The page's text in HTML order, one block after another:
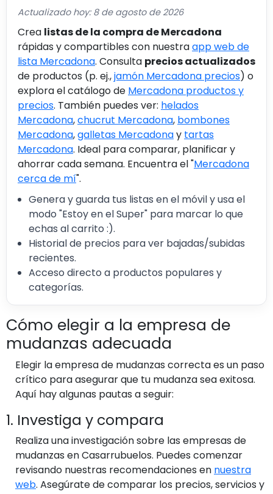
Actualizado hoy: 8 de agosto de 2026
Crea listas de la compra de Mercadona
rápidas y compartibles con nuestraapp web de
lista Mercadona. Consulta precios actualizados
de productos (p. ej.,jamón Mercadona precios) o
explora el catálogo de Mercadona productos y
precios. También puedes ver: helados
Mercadona,chucrut Mercadona, bombones
Mercadona,galletas Mercadonay tartas
Mercadona. Ideal para comparar, planificar y
ahorrar cada semana. Encuentra el "Mercadona
cerca de mí".
Genera y guarda tus listas en el móvil y usa el
modo "Estoy en el Super" para marcar lo que
echas al carrito :).
Historial de precios para ver bajadas/subidas
recientes.
Acceso directo a productos populares y
categorías.
Cómo elegir a la empresa de
mudanzas adecuada
Elegir la empresa de mudanzas correcta es un paso
crítico para asegurar que tu mudanza sea exitosa.
Aquí hay algunas pautas a seguir:
1. Investiga y compara
Realiza una investigación sobre las empresas de
mudanzas en Casarrubuelos. Puedes comenzar
revisando nuestras recomendaciones en nuestra
web. Asegúrate de comparar los precios, servicios y